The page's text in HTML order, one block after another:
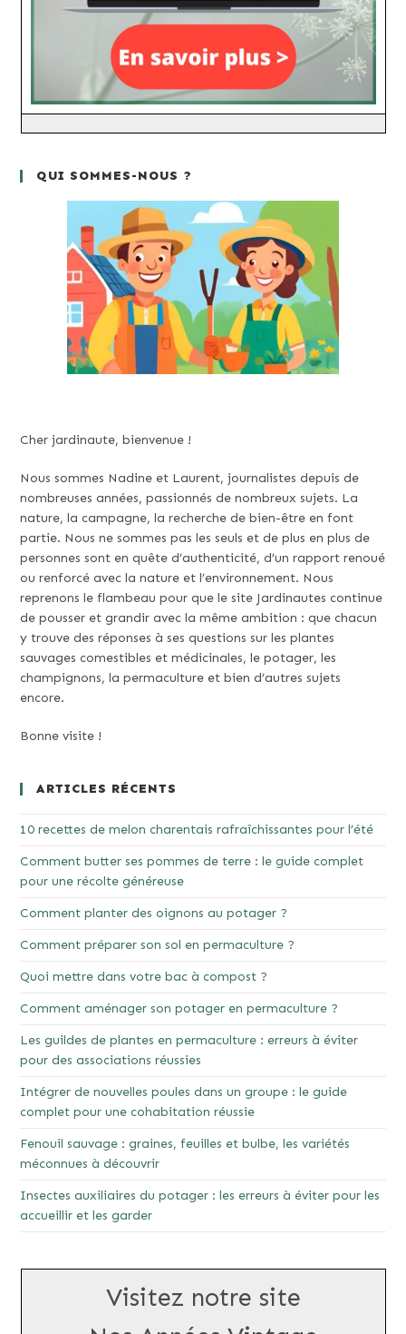
QUI SOMMES-NOUS ?
Cher jardinaute, bienvenue !
Nous sommes Nadine et Laurent, journalistes depuis de
nombreuses années, passionnés de nombreux sujets. La
nature, la campagne, la recherche de bien-être en font
partie. Nous ne sommes pas les seuls et de plus en plus de
personnes sont en quête d’authenticité, d’un rapport renoué
ou renforcé avec la nature et l’environnement. Nous
reprenons le flambeau pour que le site Jardinautes continue
de pousser et grandir avec la même ambition : que chacun
y trouve des réponses à ses questions sur les plantes
sauvages comestibles et médicinales, le potager, les
champignons, la permaculture et bien d’autres sujets
encore.
Bonne visite !
ARTICLES RÉCENTS
10 recettes de melon charentais rafraîchissantes pour l’été
Comment butter ses pommes de terre : le guide complet
pour une récolte généreuse
Comment planter des oignons au potager ?
Comment préparer son sol en permaculture ?
Quoi mettre dans votre bac à compost ?
Comment aménager son potager en permaculture ?
Les guildes de plantes en permaculture : erreurs à éviter
pour des associations réussies
Intégrer de nouvelles poules dans un groupe : le guide
complet pour une cohabitation réussie
Fenouil sauvage : graines, feuilles et bulbe, les variétés
méconnues à découvrir
Insectes auxiliaires du potager : les erreurs à éviter pour les
accueillir et les garder
Visitez notre site